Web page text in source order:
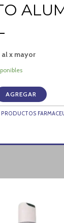
al x mayor
AGREGAR
PRODUCTOS